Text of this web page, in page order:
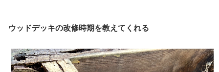
ウッドデッキの改修時期を教えてくれる